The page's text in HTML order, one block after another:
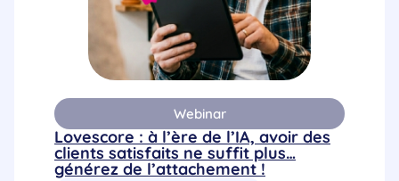
Webinar
Lovescore : à l’ère de l’IA, avoir des
clients satisfaits ne suffit plus…
générez de l’attachement !